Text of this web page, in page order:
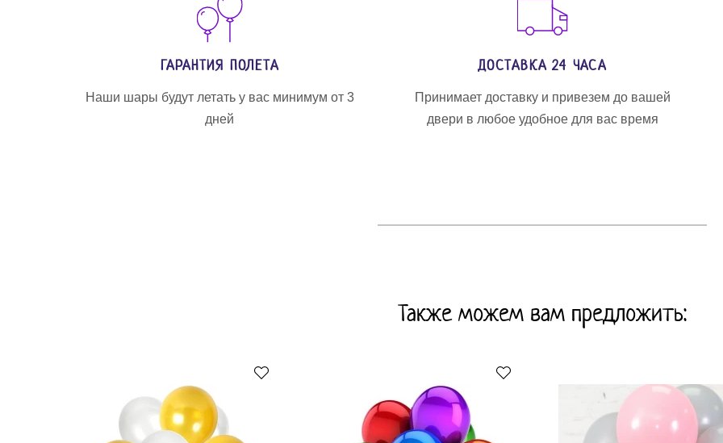
ГАРАНТИЯ ПОЛЕТА
Наши шары будут летать у вас минимум от 3
дней
ДОСТАВКА 24 ЧАСА
Принимает доставку и привезем до вашей
двери в любое удобное для вас время
Также можем вам предложить: